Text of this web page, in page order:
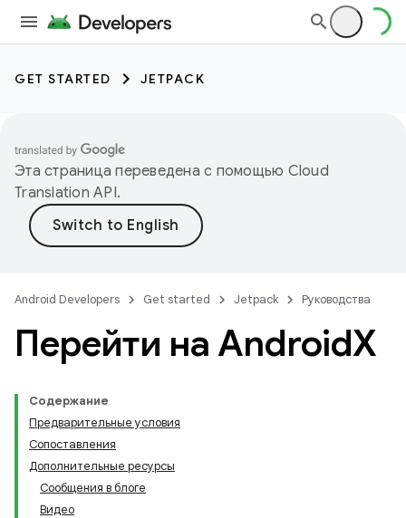
GET STARTED JETPACK
Эта страница переведена с помощью Cloud
Translation API.
Android Developers Get started Jetpack Руководства
Перейти на AndroidX
Содержание
Предварительные условия
Сопоставления
Дополнительные ресурсы
Сообщения в блоге
Видео